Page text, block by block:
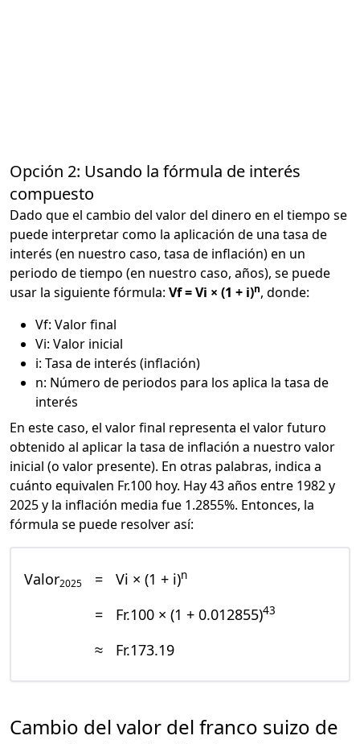
Opción 2: Usando la fórmula de interés
compuesto
Dado que el cambio del valor del dinero en el tiempo se
puede interpretar como la aplicación de una tasa de
interés (en nuestro caso, tasa de inflación) en un
periodo de tiempo (en nuestro caso, años), se puede
usar la siguiente fórmula: Vf = Vi × (1 + i)n, donde:
Vf: Valor final
Vi: Valor inicial
i: Tasa de interés (inflación)
n: Número de periodos para los aplica la tasa de
interés
En este caso, el valor final representa el valor futuro
obtenido al aplicar la tasa de inflación a nuestro valor
inicial (o valor presente). En otras palabras, indica a
cuánto equivalen Fr.100 hoy. Hay 43 años entre 1982 y
2025 y la inflación media fue 1.2855%. Entonces, la
fórmula se puede resolver así:
Valor2025 = Vi × (1 + i)n
= Fr.100 × (1 + 0.012855)43
≈ Fr.173.19
Cambio del valor del franco suizo de